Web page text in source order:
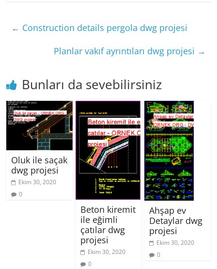
← Construction details pergola dwg projesi
Planlar vakıf ayrıntıları dwg projesi →
Bunları da sevebilirsiniz
Oluk ile saçak
dwg projesi
Ekim 30, 2020
0
Beton kiremit
ile eğimli
çatılar dwg
projesi
Ekim 30, 2020
0
Ahşap ev
Detaylar dwg
projesi
Ekim 30, 2020
0